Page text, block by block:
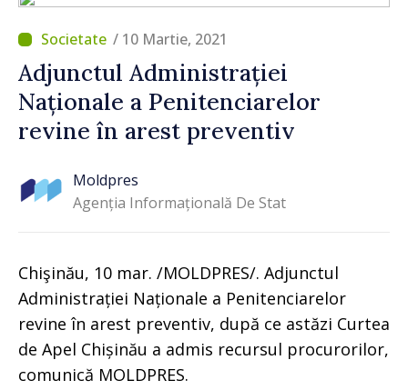
/ 10 Martie, 2021
Adjunctul Administrației
Naționale a Penitenciarelor
revine în arest preventiv
Moldpres
Agenția Informațională De Stat
Chişinău, 10 mar. /MOLDPRES/. Adjunctul
Administrației Naționale a Penitenciarelor
revine în arest preventiv, după ce astăzi Curtea
de Apel Chișinău a admis recursul procurorilor,
comunică MOLDPRES.